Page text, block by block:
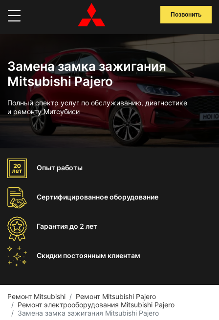
Позвонить
Замена замка зажигания
Mitsubishi Pajero
Полный спектр услуг по обслуживанию, диагностике
и ремонту Митсубиси
Опыт работы
Сертифицированноеоборудование
Гарантиядо 2 лет
Скидки постоянным клиентам
Ремонт Mitsubishi
Ремонт Mitsubishi Pajero
Ремонт электрооборудования Mitsubishi Pajero
Замена замка зажигания Mitsubishi Pajero